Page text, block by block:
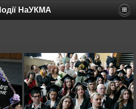
НаУКМА